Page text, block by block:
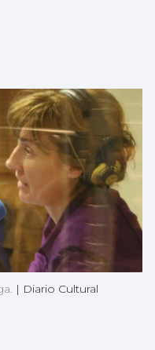
| Diario Cultural